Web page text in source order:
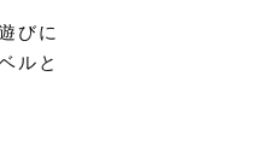
びに
ルと